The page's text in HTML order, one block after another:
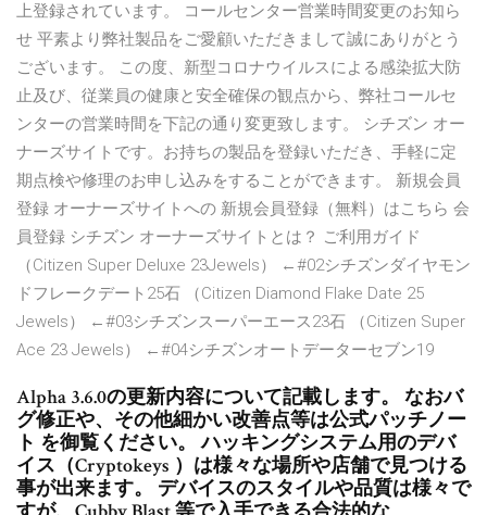
上登録されています。 コールセンター営業時間変更のお知ら
せ 平素より弊社製品をご愛顧いただきまして誠にありがとう
ございます。 この度、新型コロナウイルスによる感染拡大防
止及び、従業員の健康と安全確保の観点から、弊社コールセ
ンターの営業時間を下記の通り変更致します。 シチズン オー
ナーズサイトです。お持ちの製品を登録いただき、手軽に定
期点検や修理のお申し込みをすることができます。 新規会員
登録 オーナーズサイトへの 新規会員登録（無料）はこちら 会
員登録 シチズン オーナーズサイトとは？ ご利用ガイド
（Citizen Super Deluxe 23Jewels） ←#02シチズンダイヤモン
ドフレークデート25石 （Citizen Diamond Flake Date 25
Jewels） ←#03シチズンスーパーエース23石 （Citizen Super
Ace 23 Jewels） ←#04シチズンオートデーターセブン19
Alpha 3.6.0の更新内容について記載します。 なおバ
グ修正や、その他細かい改善点等は公式パッチノー
ト を御覧ください。 ハッキングシステム用のデバ
イス（Cryptokeys ）は様々な場所や店舗で見つける
事が出来ます。 デバイスのスタイルや品質は様々で